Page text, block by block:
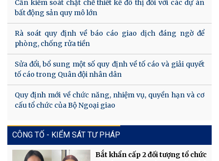
Cần kiểm soát chặt chẽ thiết kế đô thị đối với các dự án
bất động sản quy mô lớn
Rà soát quy định về báo cáo giao dịch đáng ngờ để
phòng, chống rửa tiền
Sửa đổi, bổ sung một số quy định về tố cáo và giải quyết
tố cáo trong Quân đội nhân dân
Quy định mới về chức năng, nhiệm vụ, quyền hạn và cơ
cấu tổ chức của Bộ Ngoại giao
CÔNG TỐ - KIỂM SÁT TƯ PHÁP
Bắt khẩn cấp 2 đối tượng tổ chức